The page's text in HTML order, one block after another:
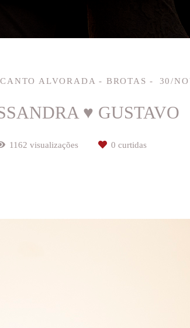
ALVORADA - BROTAS 30/
♥ GUSTAVO
1162 visualizações 0 curtidas